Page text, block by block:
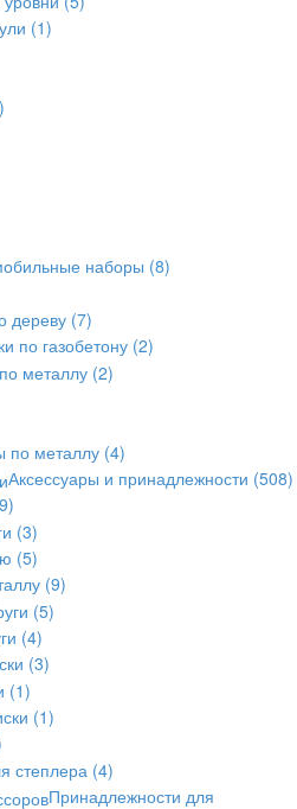
(1)
наборы (8)
дереву (7)
по газобетону (2)
металлу (2)
по металлу (4)
Аксессуары и принадлежности (508)
(3)
(5)
(9)
(5)
(4)
(3)
(1)
(1)
степлера (4)
Принадлежности для